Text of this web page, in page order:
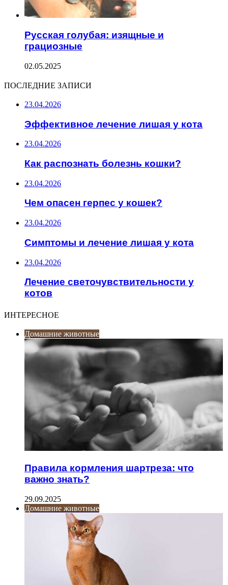
Русская голубая: изящные и
грациозные
02.05.2025
ПОСЛЕДНИЕ ЗАПИСИ
23.04.2026
Эффективное лечение лишая у кота
23.04.2026
Как распознать болезнь кошки?
23.04.2026
Чем опасен герпес у кошек?
23.04.2026
Симптомы и лечение лишая у кота
23.04.2026
Лечение светочувствительности у
котов
ИНТЕРЕСНОЕ
Домашние животные
Правила кормления шартреза: что
важно знать?
29.09.2025
Домашние животные